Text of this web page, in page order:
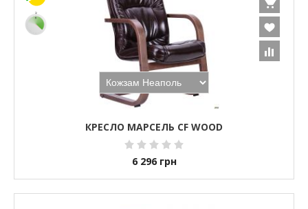
КРЕСЛО МАРСЕЛЬ CF WOOD
6 296 грн